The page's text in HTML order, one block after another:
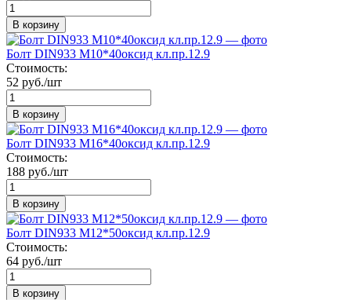
В корзину
Болт DIN933 М10*40оксид кл.пр.12.9
Стоимость:
52 руб./шт
В корзину
Болт DIN933 М16*40оксид кл.пр.12.9
Стоимость:
188 руб./шт
В корзину
Болт DIN933 М12*50оксид кл.пр.12.9
Стоимость:
64 руб./шт
В корзину